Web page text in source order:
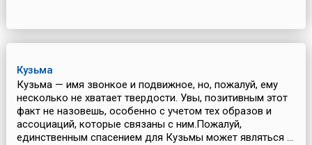
Кузьма
Кузьма — имя звонкое и подвижное, но, пожалуй, ему
несколько не хватает твердости. Увы, позитивным этот
факт не назовешь, особенно с учетом тех образов и
ассоциаций, которые связаны с ним.Пожалуй,
единственным спасением для Кузьмы может являться ...